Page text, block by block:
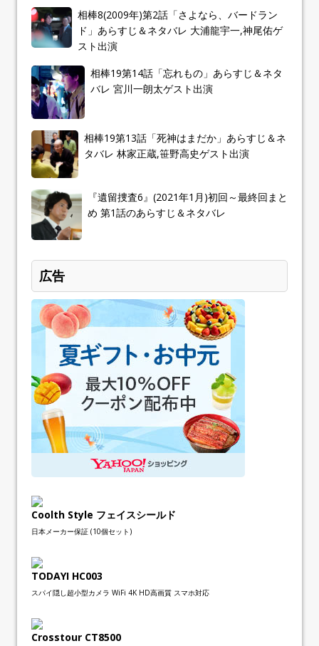
相棒8(2009年)第2話「さよなら、バードラン
ド」あらすじ＆ネタバレ 大浦龍宇一,神尾佑ゲ
スト出演
相棒19第14話「忘れもの」あらすじ＆ネタ
バレ 宮川一朗太ゲスト出演
相棒19第13話「死神はまだか」あらすじ＆ネ
タバレ 林家正蔵,笹野高史ゲスト出演
『遺留捜査6』(2021年1月)初回～最終回まと
め 第1話のあらすじ＆ネタバレ
広告
Coolth Style フェイスシールド
日本メーカー保証 (10個セット)
TODAYI HC003
スパイ隠し超小型カメラ WiFi 4K HD高画質 スマホ対応
Crosstour CT8500